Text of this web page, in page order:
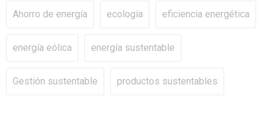
Ahorro de energía ecología eficiencia energética
energía eólica energía sustentable
Gestión sustentable productos sustentables